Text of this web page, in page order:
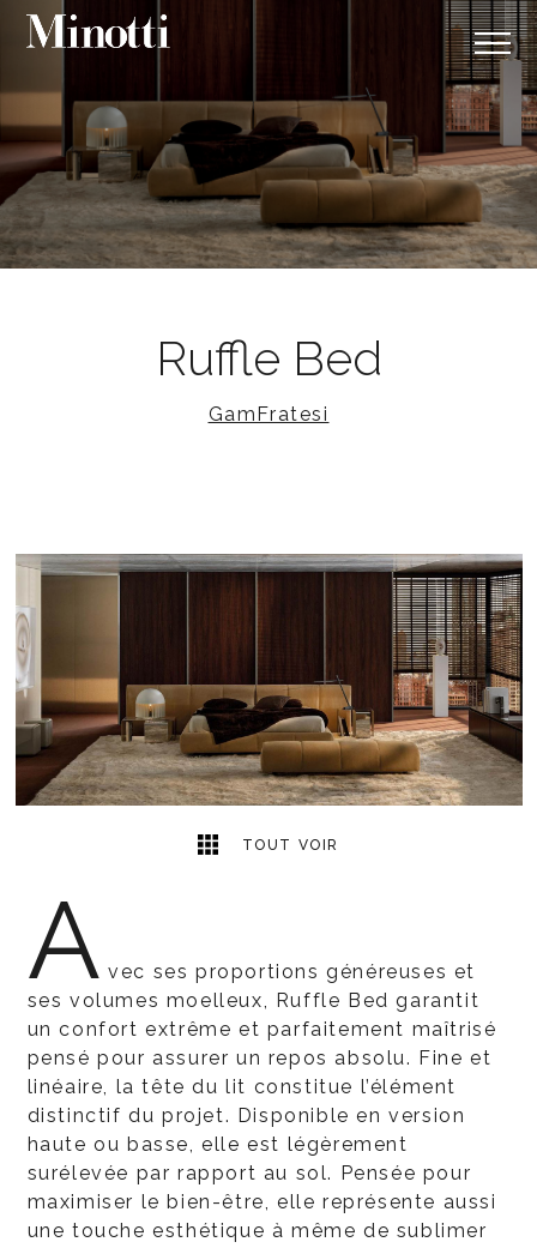
Ruffle Bed
GamFratesi
TOUT VOIR
5 2
A vec ses proportions généreuses et
ses volumes moelleux, Ruffle Bed garantit
un confort extrême et parfaitement maîtrisé
pensé pour assurer un repos absolu. Fine et
linéaire, la tête du lit constitue l’élément
distinctif du projet. Disponible en version
haute ou basse, elle est légèrement
surélevée par rapport au sol. Pensée pour
maximiser le bien-être, elle représente aussi
une touche esthétique à même de sublimer